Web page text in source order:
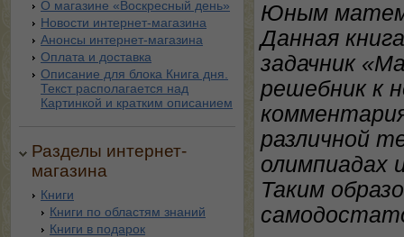
О магазине «Воскресный день»
Новости интернет-магазина
Анонсы интернет-магазина
Оплата и доставка
Описание для блока Книга дня.
Текст располагается над
Картинкой и кратким описанием
Разделы интернет-
магазина
Книги
Книги по областям знаний
Книги в подарок
Юным
Данная
задачник
решебник к
различной
олимпиадах
Таким